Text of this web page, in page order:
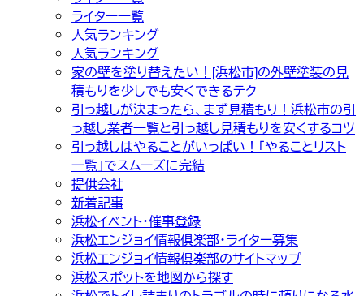
ライター一覧
人気ランキング
人気ランキング
家の壁を塗り替えたい！[浜松市]の外壁塗装の見
積もりを少しでも安くできるテク
引っ越しが決まったら、まず見積もり！浜松市の引
っ越し業者一覧と引っ越し見積もりを安くするコツ
引っ越しはやることがいっぱい！「やることリスト
一覧」でスムーズに完結
提供会社
新着記事
浜松イベント・催事登録
浜松エンジョイ情報倶楽部・ライター募集
浜松エンジョイ情報倶楽部のサイトマップ
浜松スポットを地図から探す